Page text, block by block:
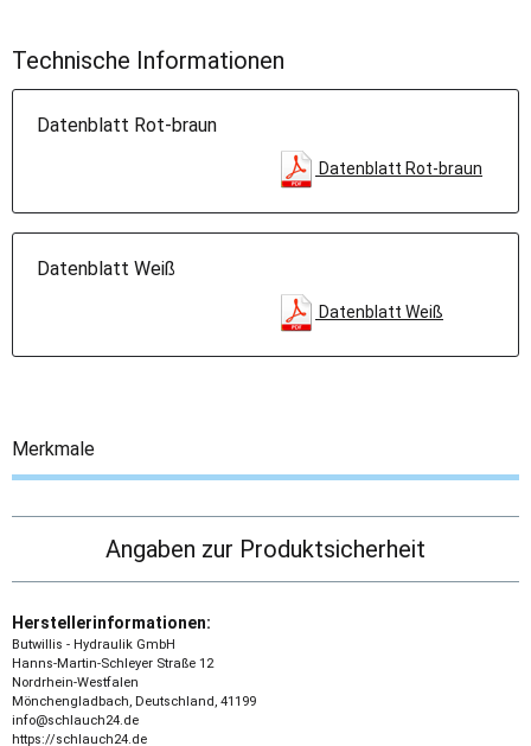
Technische Informationen
Datenblatt Rot-braun
Datenblatt Rot-braun
Datenblatt Weiß
Datenblatt Weiß
Merkmale
Angaben zur Produktsicherheit
Herstellerinformationen:
Butwillis - Hydraulik GmbH
Hanns-Martin-Schleyer Straße 12
Nordrhein-Westfalen
Mönchengladbach, Deutschland, 41199
info@schlauch24.de
https://schlauch24.de